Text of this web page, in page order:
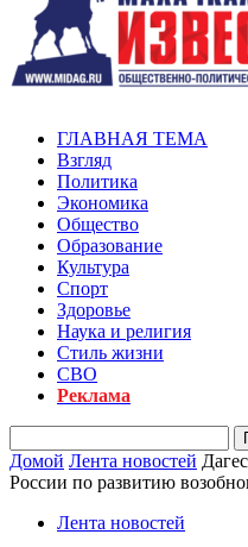
ГЛАВНАЯ ТЕМА
Взгляд
Политика
Экономика
Общество
Образование
Культура
Спорт
Здоровье
Наука и религия
Стиль жизни
СВО
Реклама
Домой Лента новостей
России по развитию
Лента новостей